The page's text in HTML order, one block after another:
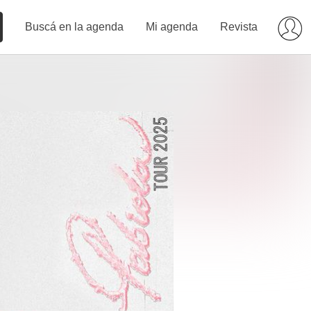
Buscá en la agenda Mi agenda Revista